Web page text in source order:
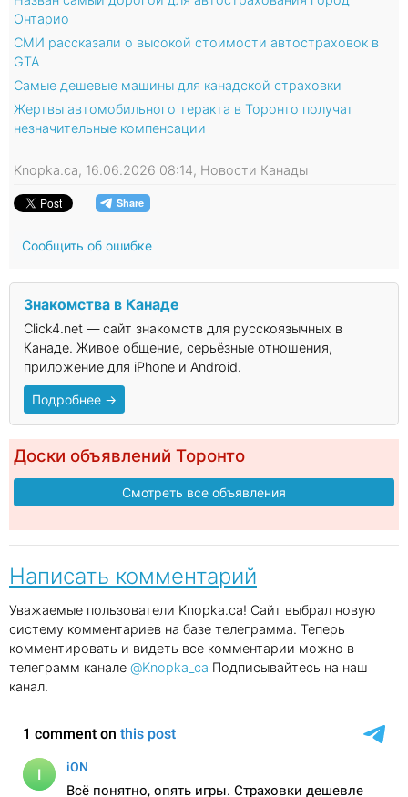
Онтарио
СМИ рассказали о высокой стоимости автостраховок в
GTA
Самые дешевые машины для канадской страховки
Жертвы автомобильного теракта в Торонто получат
незначительные компенсации
Knopka.ca, 16.06.2026 08:14, Новости Канады
Сообщить об ошибке
Знакомства в Канаде
Click4.net — сайт знакомств для русскоязычных в
Канаде. Живое общение, серьёзные отношения,
приложение для iPhone и Android.
Подробнее →
Доски объявлений Торонто
Смотреть все объявления
Написать комментарий
Уважаемые пользователи Knopka.ca! Сайт выбрал новую
систему комментариев на базе телеграмма. Теперь
комментировать и видеть все комментарии можно в
телеграмм канале @Knopka_ca Подписывайтесь на наш
канал.